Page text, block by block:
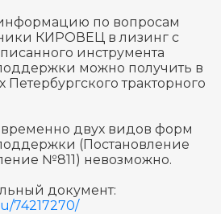
по вопросам
КИРОВЕЦ в лизинг с
инструмента
можно получить в
тракторного
двух видов форм
(Постановление
№811) невозможно.
документ:
74217270/